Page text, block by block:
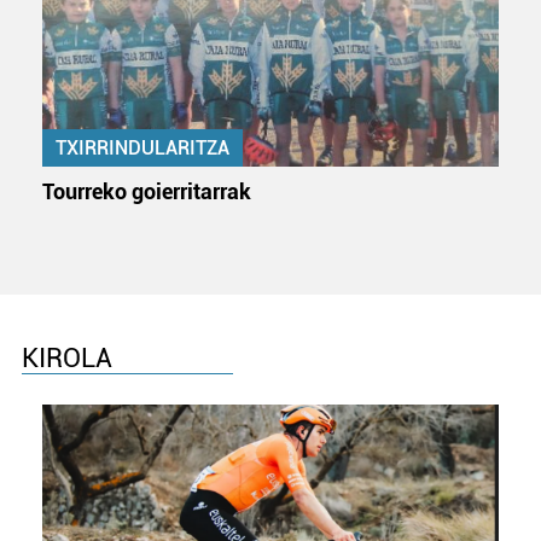
TXIRRINDULARITZA
Tourreko goierritarrak
KIROLA